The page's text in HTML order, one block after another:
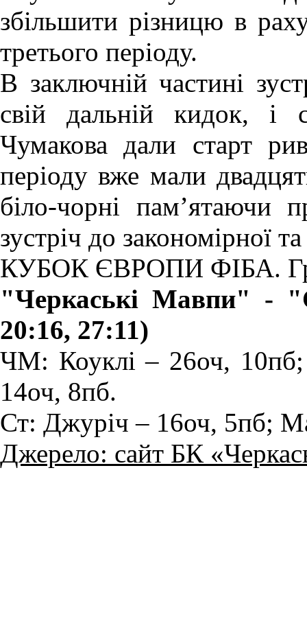
збільшити різницю в
третього періоду.
В заключній частині
свій дальній кидок, і
Чумакова дали старт
періоду вже мали
біло-чорні пам’ятаючи
зустріч до закономірної
КУБОК ЄВРОПИ ФІБА.
"Черкаські Мавпи" -
20:16, 27:11)
ЧМ: Коуклі – 26оч, 10пб;
14оч, 8пб.
Ст: Джуріч – 16оч, 5пб;
Джерело: сайт БК